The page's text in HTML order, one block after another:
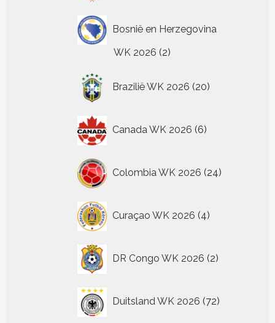
Bosnië en Herzegovina
WK 2026 22
Brazilië WK 2026 20
producten
Canada WK 2026 6
producten
Colombia WK 2026 24
producten
Curaçao WK 2026 4
producten
DR Congo WK 2026 2
producten
Duitsland WK 2026 72
producten